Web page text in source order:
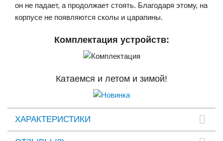
он не падает, а продолжает стоять. Благодаря этому, на
корпусе не появляются сколы и царапины.
Комплектация устройств:
Катаемся и летом и зимой!
ХАРАКТЕРИСТИКИ